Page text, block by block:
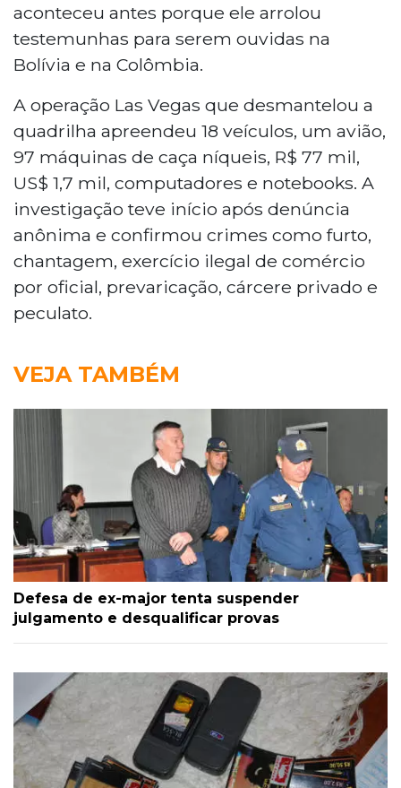
aconteceu antes porque ele arrolou
testemunhas para serem ouvidas na
Bolívia e na Colômbia.
A operação Las Vegas que desmantelou a
quadrilha apreendeu 18 veículos, um avião,
97 máquinas de caça níqueis, R$ 77 mil,
US$ 1,7 mil, computadores e notebooks. A
investigação teve início após denúncia
anônima e confirmou crimes como furto,
chantagem, exercício ilegal de comércio
por oficial, prevaricação, cárcere privado e
peculato.
VEJA TAMBÉM
Defesa de ex-major tenta suspender
julgamento e desqualificar provas